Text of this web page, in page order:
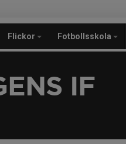
Flickor Fotbollsskola
IF